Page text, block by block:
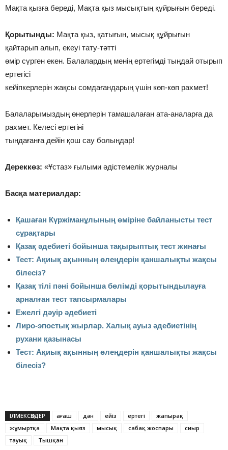
Мақта қызға береді, Мақта қыз мысықтың құйрығын береді.
Қорытынды: Мақта қыз, қатығын, мысық құйрығын
қайтарып алып, екеуі тату-тәтті
өмір сүрген екен. Балалардың менің ертегімді тыңдай отырып
ертегісі
кейіпкерлерін жақсы сомдағандарың үшін көп-көп рахмет!
Балаларымыздың өнерлерін тамашалаған ата-аналарға да
рахмет. Келесі ертегіні
тыңдағанға дейін қош сау болыңдар!
Дереккөз: «Ұстаз» ғылыми әдістемелік журналы
Басқа материалдар:
Қашаған Күржіманұлының өміріне байланысты тест
сұрақтары
Қазақ әдебиеті бойынша тақырыптық тест жинағы
Тест: Ақиық ақынның өлеңдерін қаншалықты жақсы
білесіз?
Қазақ тілі пәні бойынша бөлімді қорытындылауға
арналған тест тапсырмалары
Ежелгі дәуір әдебиеті
Лиро-эпостық жырлар. Халық ауыз әдебиетінің
рухани қазынасы
Тест: Ақиық ақынның өлеңдерін қаншалықты жақсы
білесіз?
ІЛМЕКСӨЗДЕР ағаш дән ейіз ертегі
жапырақ
жұмыртқа
Мақта қыяз мысық сабақ жоспары
сиыр
тауық
Тышқан